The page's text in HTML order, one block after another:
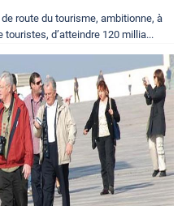
route du tourisme, ambitionne, à
touristes, d’atteindre 120 millia...